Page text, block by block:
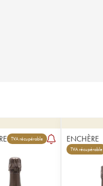
TVA récupérable ENCHÈRE
TVA récupérable